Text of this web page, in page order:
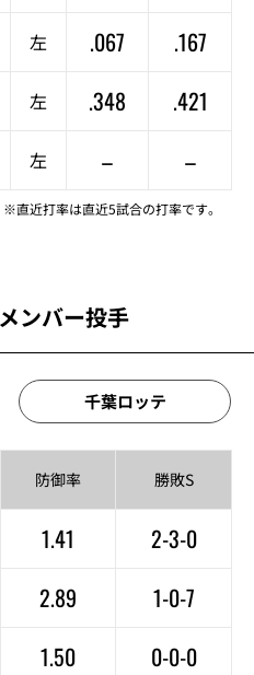
左 .067 .167
左 .348 .421
左 – –
※直近打率は直近5試合の打率です。
ンバー投手
千葉ロッテ
防御率 勝敗S
1.41 2-3-0
2.89 1-0-7
1.50 0-0-0